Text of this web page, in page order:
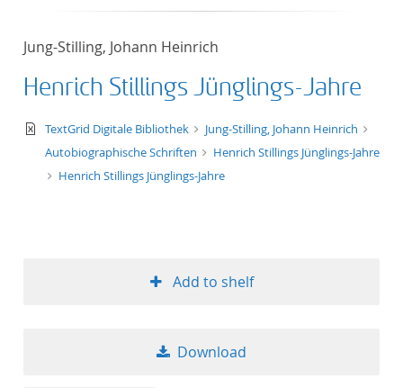
Jung-Stilling, Johann Heinrich
Henrich Stillings Jünglings-Jahre
text/xml
TextGrid Digitale Bibliothek
Jung-Stilling, Johann Heinrich
Autobiographische Schriften
Henrich Stillings Jünglings-Jahre
Henrich Stillings Jünglings-Jahre
Add to shelf
Download